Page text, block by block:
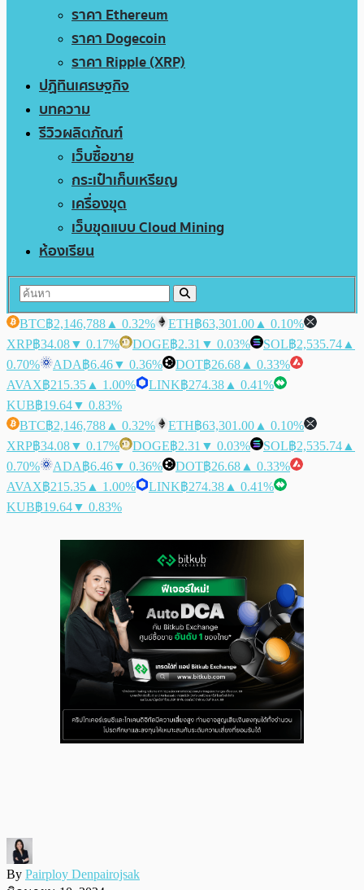
ราคา Ethereum
ราคา Dogecoin
ราคา Ripple (XRP)
ปฏิทินเศรษฐกิจ
บทความ
รีวิวผลิตภัณฑ์
เว็บซื้อขาย
กระเป๋าเก็บเหรียญ
เครื่องขุด
เว็บขุดแบบ Cloud Mining
ห้องเรียน
BTC฿2,146,788 ▲ 0.32% ETH฿63,301.00 ▲ 0.10%
XRP฿34.08▼ 0.17% DOGE฿2.31 ▼ 0.03% SOL฿2,535.74 ▲
0.70%
ADA฿6.46▼ 0.36% DOT฿26.68 ▲ 0.33%
AVAX฿215.35 ▲ 1.00% LINK฿274.38 ▲ 0.41%
KUB฿19.64▼ 0.83%
BTC฿2,146,788 ▲ 0.32% ETH฿63,301.00 ▲ 0.10%
XRP฿34.08▼ 0.17% DOGE฿2.31 ▼ 0.03% SOL฿2,535.74 ▲
0.70%
ADA฿6.46▼ 0.36% DOT฿26.68 ▲ 0.33%
AVAX฿215.35 ▲ 1.00% LINK฿274.38 ▲ 0.41%
KUB฿19.64▼ 0.83%
By Pairploy Denpairojsak